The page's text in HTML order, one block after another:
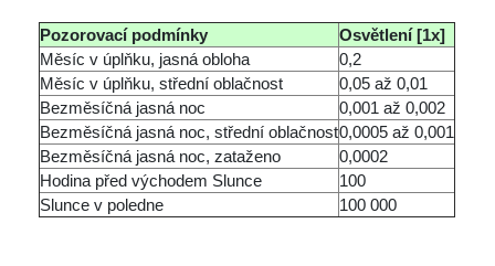
Pozorovací podmínky
Osvětlení [1x]
Měsíc v úplňku, jasná obloha
0,2
Měsíc v úplňku, střední oblačnost
0,05 až 0,01
Bezměsíčná jasná noc
0,001 až 0,002
Bezměsíčná jasná noc, střední oblačnost0,0005 až 0,001
Bezměsíčná jasná noc, zataženo
0,0002
Hodina před východem Slunce
100
Slunce v poledne
100 000